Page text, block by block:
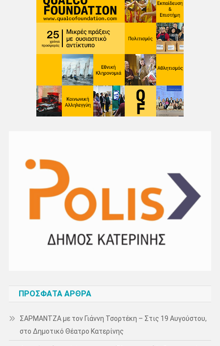
ΠΡΌΣΦΑΤΑ ΆΡΘΡΑ
ΣΑΡΜΑΝΤΖΑ με τον Γιάννη Τσορτέκη – Στις 19 Αυγούστου,
στο Δημοτικό Θέατρο Κατερίνης